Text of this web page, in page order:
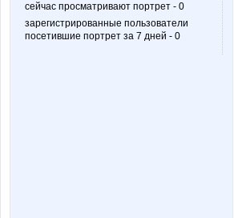
сейчас просматривают портрет - 0
зарегистрированные пользователи
посетившие портрет за 7 дней - 0